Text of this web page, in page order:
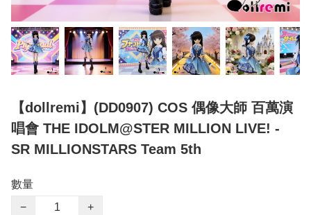
【dollremi】(DD0907) COS 偶像大師 百萬演
唱會 THE IDOLM@STER MILLION LIVE! -
SR MILLIONSTARS Team 5th
數量
−
+